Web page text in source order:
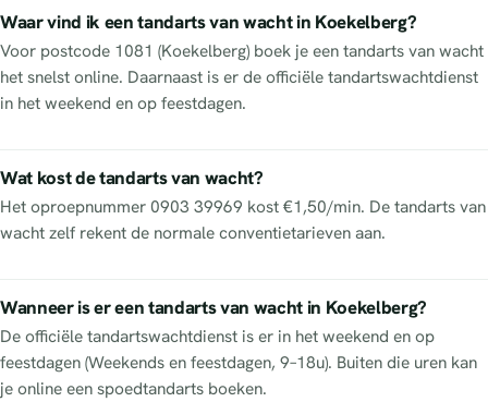
Waar vind ik een tandarts van wacht in Koekelberg?
Voor postcode 1081 (Koekelberg) boek je een tandarts van wacht
het snelst online. Daarnaast is er de officiële tandartswachtdienst
in het weekend en op feestdagen.
Wat kost de tandarts van wacht?
Het oproepnummer 0903 39969 kost €1,50/min. De tandarts van
wacht zelf rekent de normale conventietarieven aan.
Wanneer is er een tandarts van wacht in Koekelberg?
De officiële tandartswachtdienst is er in het weekend en op
feestdagen (Weekends en feestdagen, 9–18u). Buiten die uren kan
je online een spoedtandarts boeken.